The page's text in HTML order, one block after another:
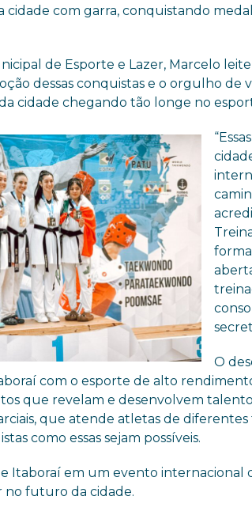
cidade com garra, conquistando
de Esporte e Lazer, Marcelo
dessas conquistas e o orgulho de
cidade chegando tão longe no
O
com o esporte de alto
que revelam e desenvolvem
que atende atletas de
como essas sejam possíveis.
Itaboraí em um evento
no futuro da cidade.